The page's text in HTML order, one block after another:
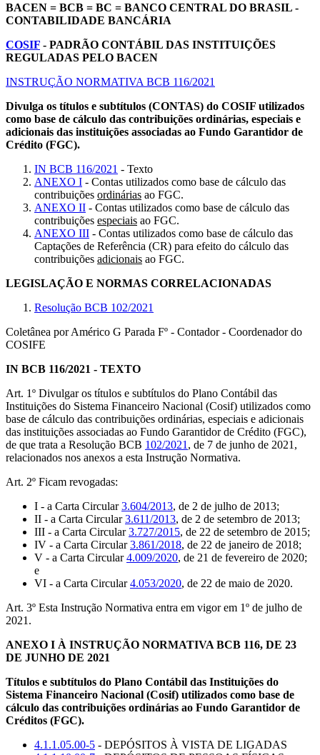
BACEN = BCB = BC = BANCO CENTRAL DO BRASIL -
CONTABILIDADE BANCÁRIA
COSIF - PADRÃO CONTÁBIL DAS INSTITUIÇÕES
REGULADAS PELO BACEN
INSTRUÇÃO NORMATIVA BCB 116/2021
Divulga os títulos e subtítulos (CONTAS) do COSIF utilizados
como base de cálculo das contribuições ordinárias, especiais e
adicionais das instituições associadas ao Fundo Garantidor de
Crédito (FGC).
IN BCB 116/2021 - Texto
ANEXO I - Contas utilizados como base de cálculo das
contribuições ordinárias ao FGC.
ANEXO II - Contas utilizados como base de cálculo das
contribuições especiais ao FGC.
ANEXO III - Contas utilizados como base de cálculo das
Captações de Referência (CR) para efeito do cálculo das
contribuições adicionais ao FGC.
LEGISLAÇÃO E NORMAS CORRELACIONADAS
Resolução BCB 102/2021
Coletânea por Américo G Parada Fº - Contador - Coordenador do
COSIFE
IN BCB 116/2021 - TEXTO
Art. 1º Divulgar os títulos e subtítulos do Plano Contábil das
Instituições do Sistema Financeiro Nacional (Cosif) utilizados como
base de cálculo das contribuições ordinárias, especiais e adicionais
das instituições associadas ao Fundo Garantidor de Crédito (FGC),
de que trata a Resolução BCB 102/2021 , de 7 de junho de 2021,
relacionados nos anexos a esta Instrução Normativa.
Art. 2º Ficam revogadas:
I - a Carta Circular3.604/2013, de 2 de julho de 2013;
II - a Carta Circular3.611/2013, de 2 de setembro de 2013;
III - a Carta Circular3.727/2015, de 22 de setembro de 2015;
IV - a Carta Circular3.861/2018, de 22 de janeiro de 2018;
V - a Carta Circular4.009/2020, de 21 de fevereiro de 2020;
e
VI - a Carta Circular4.053/2020, de 22 de maio de 2020.
Art. 3º Esta Instrução Normativa entra em vigor em 1º de julho de
2021.
ANEXO I À INSTRUÇÃO NORMATIVA BCB 116, DE 23
DE JUNHO DE 2021
Títulos e subtítulos do Plano Contábil das Instituições do
Sistema Financeiro Nacional (Cosif) utilizados como base de
cálculo das contribuições ordinárias ao Fundo Garantidor de
Créditos (FGC).
4.1.1.05.00-5 - DEPÓSITOS À VISTA DE LIGADAS